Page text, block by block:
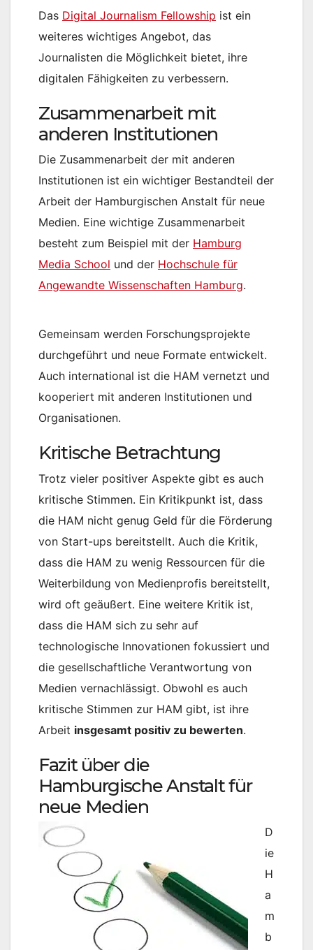
Das Digital Journalism Fellowship ist ein
weiteres wichtiges Angebot, das
Journalisten die Möglichkeit bietet, ihre
digitalen Fähigkeiten zu verbessern.
Zusammenarbeit mit
anderen Institutionen
Die Zusammenarbeit der mit anderen
Institutionen ist ein wichtiger Bestandteil der
Arbeit der Hamburgischen Anstalt für neue
Medien. Eine wichtige Zusammenarbeit
besteht zum Beispiel mit der Hamburg
Media School und der Hochschule für
Angewandte Wissenschaften Hamburg.
Gemeinsam werden Forschungsprojekte
durchgeführt und neue Formate entwickelt.
Auch international ist die HAM vernetzt und
kooperiert mit anderen Institutionen und
Organisationen.
Kritische Betrachtung
Trotz vieler positiver Aspekte gibt es auch
kritische Stimmen. Ein Kritikpunkt ist, dass
die HAM nicht genug Geld für die Förderung
von Start-ups bereitstellt. Auch die Kritik,
dass die HAM zu wenig Ressourcen für die
Weiterbildung von Medienprofis bereitstellt,
wird oft geäußert. Eine weitere Kritik ist,
dass die HAM sich zu sehr auf
technologische Innovationen fokussiert und
die gesellschaftliche Verantwortung von
Medien vernachlässigt. Obwohl es auch
kritische Stimmen zur HAM gibt, ist ihre
Arbeit insgesamt positiv zu bewerten.
Fazit über die
Hamburgische Anstalt für
neue Medien
D
ie
H
a
m
b